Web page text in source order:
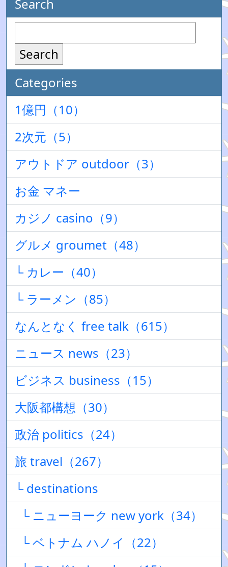
Search
Search
Categories
1億円（10）
2次元（5）
アウトドア outdoor（3）
お金 マネー
カジノ casino（9）
グルメ groumet（48）
└ カレー（40）
└ ラーメン（85）
なんとなく free talk（615）
ニュース news（23）
ビジネス business（15）
大阪都構想（30）
政治 politics（24）
旅 travel（267）
└ destinations
└ ニューヨーク new york（34）
└ ベトナム ハノイ（22）